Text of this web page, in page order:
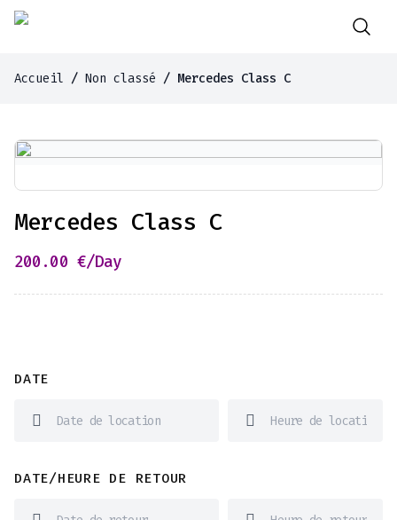
Accueil / Non classé / Mercedes Class C
Mercedes Class C
200.00 €/Day
DATE
DATE/HEURE DE RETOUR